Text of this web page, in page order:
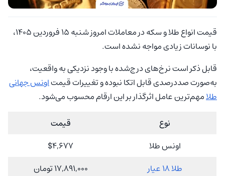
قیمت انواع طلا و سکه در معاملات امروز شنبه 15 فروردین 1405،
با نوسانات زیادی مواجه نشده است.
قابل ذکر است نرخ‌های درج‌شده با وجود نزدیکی به واقعیت،
به‌صورت صددرصدی قابل اتکا نبوده و تغییرات قیمتاونس جهانی
طلامهم‌ترین عامل اثرگذار بر این ارقام محسوب می‌شود.
نوع
قیمت
اونس طلا
$4,677
طلا 18 عیار
17,891,000 تومان